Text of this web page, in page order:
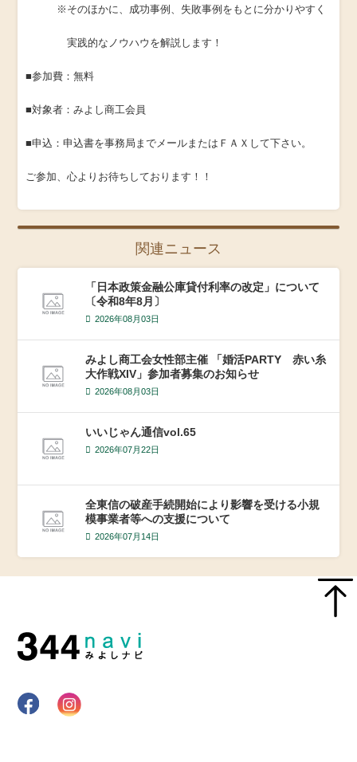
※そのほかに、成功事例、失敗事例をもとに分かりやすく
実践的なノウハウを解説します！
■参加費：無料
■対象者：みよし商工会員
■申込：申込書を事務局までメールまたはＦＡＸして下さい。
ご参加、心よりお待ちしております！！
関連ニュース
「日本政策金融公庫貸付利率の改定」について
〔令和8年8月〕
2026年08月03日
みよし商工会女性部主催 「婚活PARTY 赤い糸
大作戦XIV」参加者募集のお知らせ
2026年08月03日
いいじゃん通信vol.65
2026年07月22日
全東信の破産手続開始により影響を受ける小規
模事業者等への支援について
2026年07月14日